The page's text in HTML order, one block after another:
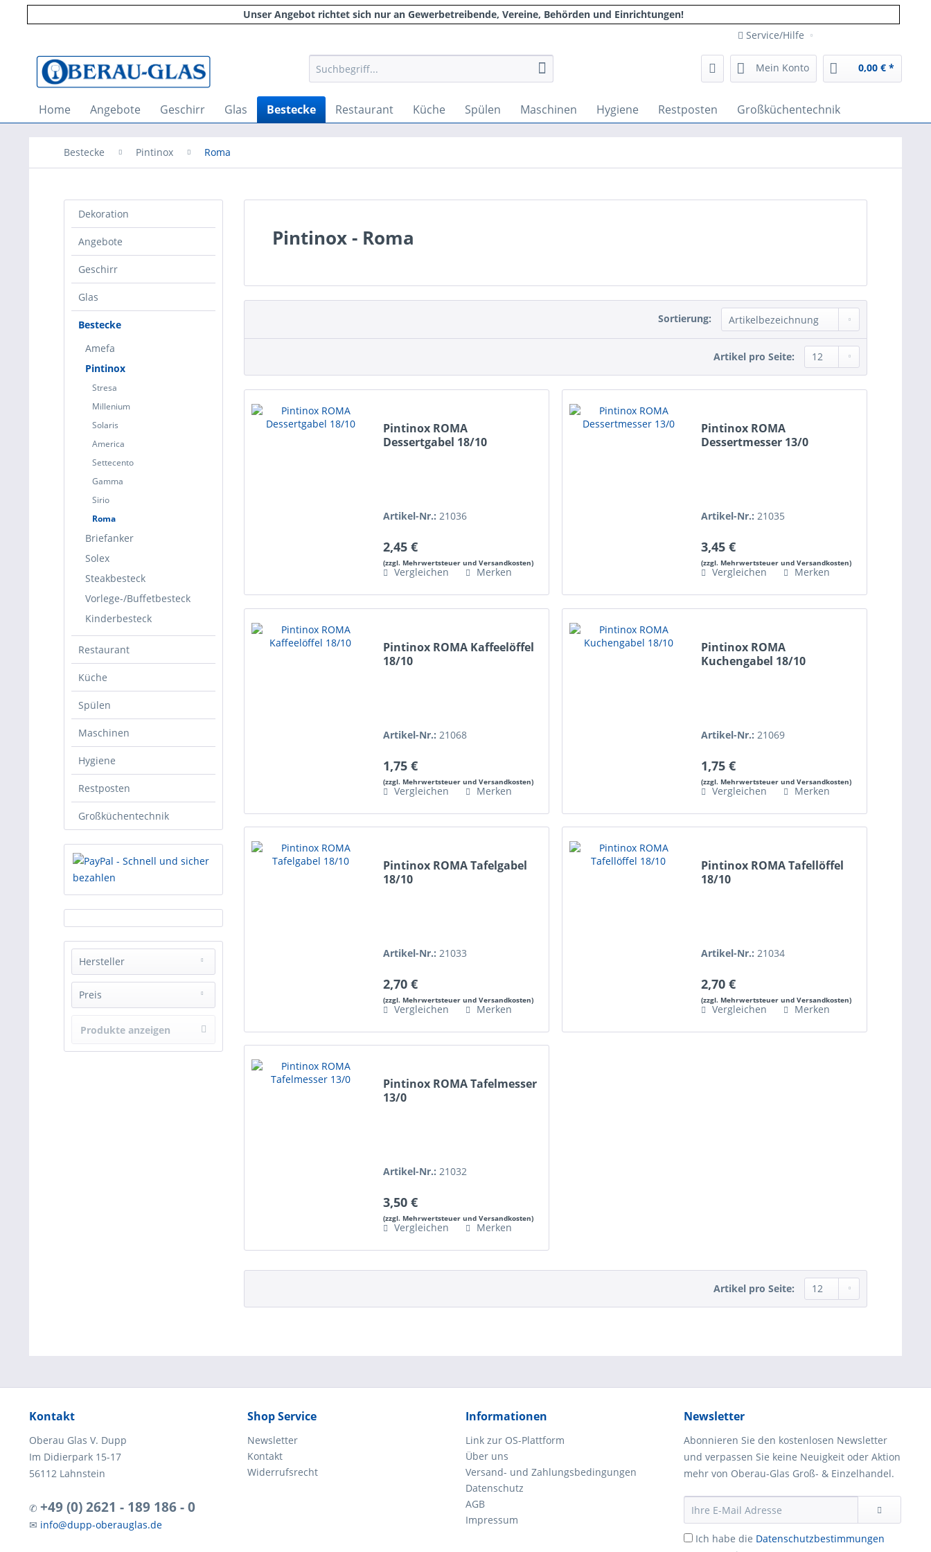
Unser Angebot richtet sich nur an Gewerbetreibende, Vereine, Behörden und Einrichtungen!
Service/Hilfe
Mein Konto 0,00 € *
Home Angebote Geschirr Glas Bestecke Restaurant Küche Spülen Maschinen Hygiene Restposten Großküchentechnik
Bestecke Pintinox Roma
Dekoration
Angebote
Geschirr
Glas
Bestecke
Amefa
Pintinox
Stresa
Millenium
Solaris
America
Settecento
Gamma
Sirio
Roma
Briefanker
Solex
Steakbesteck
Vorlege-/Buffetbesteck
Kinderbesteck
Restaurant
Küche
Spülen
Maschinen
Hygiene
Restposten
Großküchentechnik
Hersteller
Pintinox GmbH
Preis
von 1.75bis3.5
Produkte anzeigen
Pintinox - Roma
Sortierung:
Artikel pro Seite:
Pintinox ROMA
Dessertgabel 18/10
Artikel-Nr.:21036
2,45 €
(zzgl. Mehrwertsteuer und Versandkosten)
Vergleichen Merken
Pintinox ROMA
Dessertmesser 13/0
Artikel-Nr.:21035
3,45 €
(zzgl. Mehrwertsteuer und Versandkosten)
Vergleichen Merken
Pintinox ROMA Kaffeelöffel
18/10
Artikel-Nr.: 21068
1,75 €
(zzgl. Mehrwertsteuer und Versandkosten)
Vergleichen Merken
Pintinox ROMA
Kuchengabel 18/10
Artikel-Nr.: 21069
1,75 €
(zzgl. Mehrwertsteuer und Versandkosten)
Vergleichen Merken
Pintinox ROMA Tafelgabel
18/10
Artikel-Nr.:21033
2,70 €
(zzgl. Mehrwertsteuer und Versandkosten)
Vergleichen Merken
Pintinox ROMA Tafellöffel
18/10
Artikel-Nr.:21034
2,70 €
(zzgl. Mehrwertsteuer und Versandkosten)
Vergleichen Merken
Pintinox ROMA Tafelmesser
13/0
Artikel-Nr.:21032
3,50 €
(zzgl. Mehrwertsteuer und Versandkosten)
Vergleichen Merken
Artikel pro Seite:
Kontakt
Oberau Glas V. Dupp
Im Didierpark 15-17
56112 Lahnstein
✆ +49 (0) 2621 - 189 186 - 0
✉ info@dupp-oberauglas.de
Shop Service
Newsletter
Kontakt
Widerrufsrecht
Informationen
Link zur OS-Plattform
Über uns
Versand- und Zahlungsbedingungen
Datenschutz
AGB
Impressum
Newsletter
Abonnieren Sie den kostenlosen Newsletter
und verpassen Sie keine Neuigkeit oder Aktion
mehr von Oberau-Glas Groß- & Einzelhandel.
Ich habe die Datenschutzbestimmungen